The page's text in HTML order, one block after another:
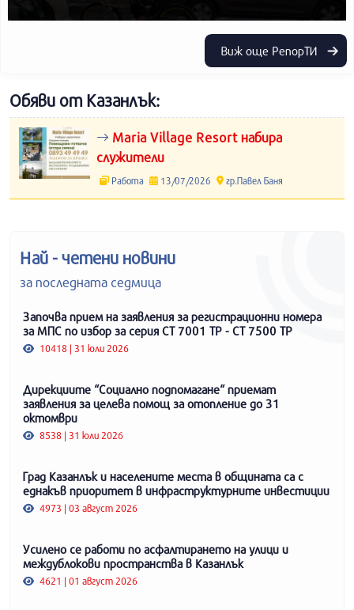
Виж още РепорТИ
Обяви от Казанлък:
Maria Village Resort набира
служители
Работа 13/07/2026 гр.Павел Баня
Най - четени новини
за последната седмица
Започва прием на заявления за регистрационни номера
за МПС по избор за серия СТ 7001 ТР - СТ 7500 ТР
10418 | 31 юли 2026
Дирекциите “Социално подпомагане“ приемат
заявления за целева помощ за отопление до 31
октомври
8538 | 31 юли 2026
Град Казанлък и населените места в общината са с
еднакъв приоритет в инфраструктурните инвестиции
4973 | 03 август 2026
Усилено се работи по асфалтирането на улици и
междублокови пространства в Казанлък
4621 | 01 август 2026